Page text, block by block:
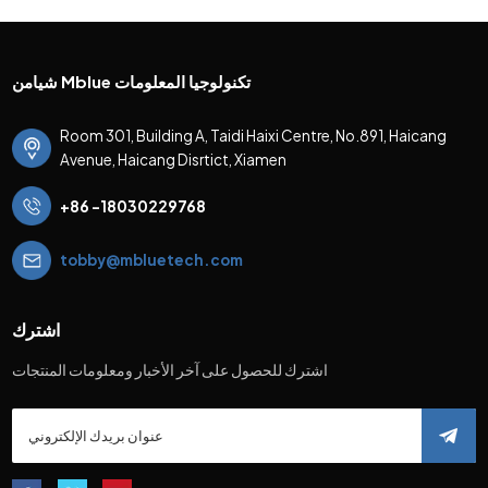
شيامن Mblue تكنولوجيا المعلومات
Room 301, Building A, Taidi Haixi Centre, No.891, Haicang
Avenue, Haicang Disrtict, Xiamen
+86 -18030229768
tobby@mbluetech.com
اشترك
اشترك للحصول على آخر الأخبار ومعلومات المنتجات